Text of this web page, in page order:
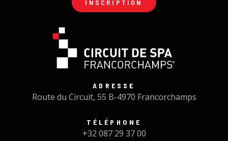
INSCRIPTION
ADRESSE
Route du Circuit, 55 B-4970 Francorchamps
TÉLÉPHONE
+32 087 29 37 00